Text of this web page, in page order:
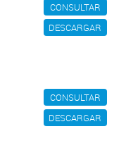
CONSULTAR
DESCARGAR
CONSULTAR
DESCARGAR